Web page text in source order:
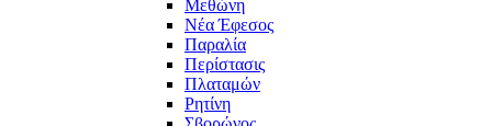
Μεθώνη
Νέα Έφεσος
Παραλία
Περίστασις
Πλαταμών
Ρητίνη